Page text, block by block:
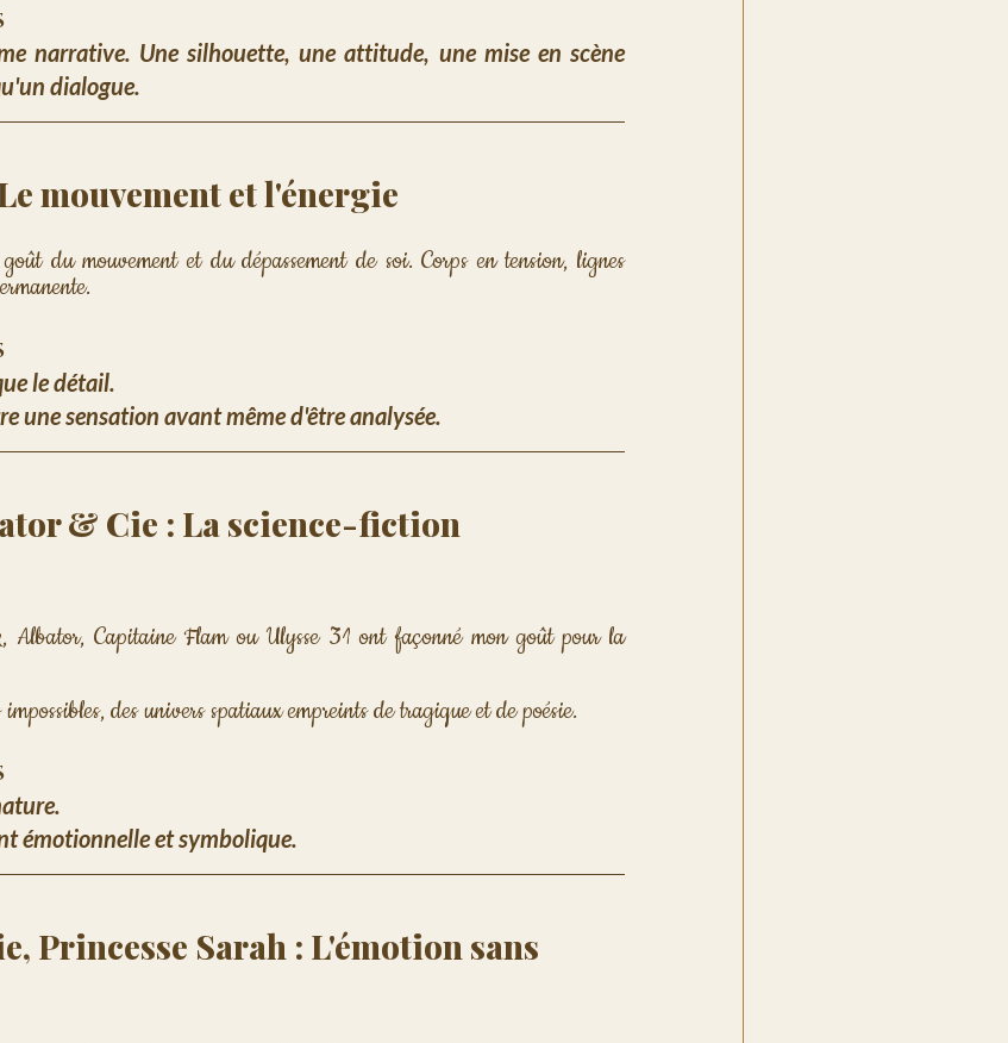
narrative. Une silhouette, une attitude, une mise en scène
dialogue.
mouvement et l'énergie
du mouvement et du dépassement de soi. Corps en tension, lignes
le détail.
une sensation avant même d'être analysée.
& Cie : La science-fiction
Albator, Capitaine Flam ou Ulysse 31 ont façonné mon goût pour la
des univers spatiaux empreints de tragique et de poésie.
émotionnelle et symbolique.
Princesse Sarah : L'émotion sans